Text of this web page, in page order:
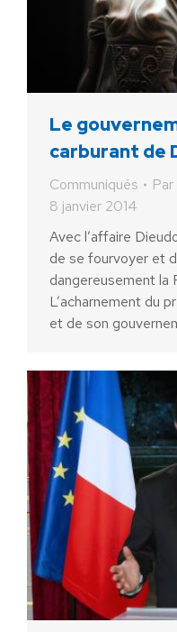
Le
carburant de
Communiqués Par
8 janvier 2014
Avec l’affaire
de se fourvoyer et
dangereusement la
L’acharnement du
et de son